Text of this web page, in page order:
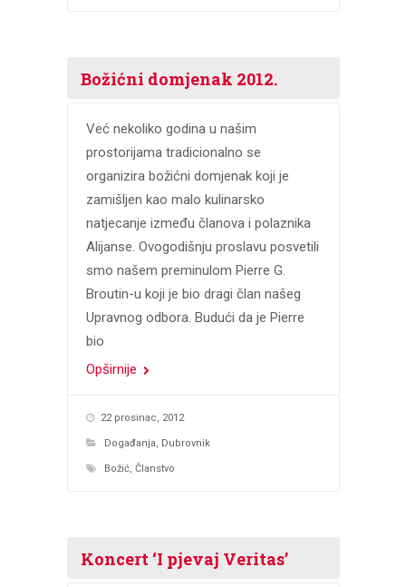
Božićni domjenak 2012.
Već nekoliko godina u našim
prostorijama tradicionalno se
organizira božićni domjenak koji je
zamišljen kao malo kulinarsko
natjecanje između članova i polaznika
Alijanse. Ovogodišnju proslavu posvetili
smo našem preminulom Pierre G.
Broutin-u koji je bio dragi član našeg
Upravnog odbora. Budući da je Pierre
bio
Opširnije
22 prosinac, 2012
Događanja, Dubrovnik
Božić, Članstvo
Koncert ‘I pjevaj Veritas’